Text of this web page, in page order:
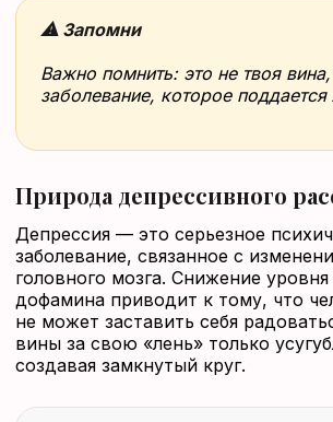
⚠ Запомни
Важно помнить: это не твоя
заболевание, которое
Природа депрессивного
Депрессия — это серьезное
заболевание, связанное с
головного мозга. Снижение
дофамина приводит к тому, что
не может заставить себя
вины за свою «лень» только
создавая замкнутый круг.